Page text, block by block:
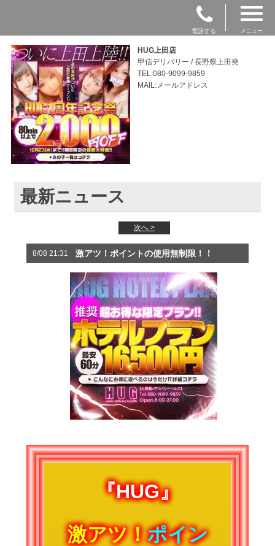
電話する メニュー
HUG上田店
甲信デリバリー / 長野県上田発
TEL:080-9099-9859
MAIL:メールアドレス
最新ニュース
次へ >
8/08 21:31 激アツ！ポイントの使用無制限！！
『HUG』
激アツ！ポイン